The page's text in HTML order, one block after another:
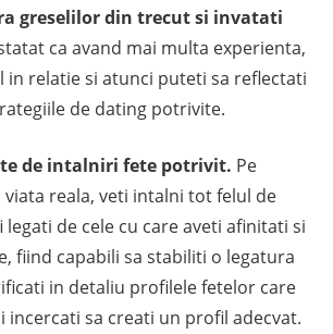
greselilor din trecut si invatati
ca avand mai multa experienta,
in relatie si atunci puteti sa reflectati
de dating potrivite.
de intalniri fete potrivit. Pe
reala, veti intalni tot felul de
legati de cele cu care aveti afinitati si
fiind capabili sa stabiliti o legatura
in detaliu profilele fetelor care
incercati sa creati un profil adecvat.